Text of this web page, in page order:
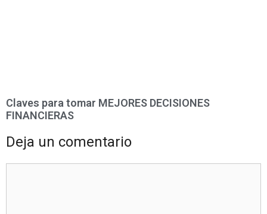
Claves para tomar MEJORES DECISIONES
FINANCIERAS
Deja un comentario